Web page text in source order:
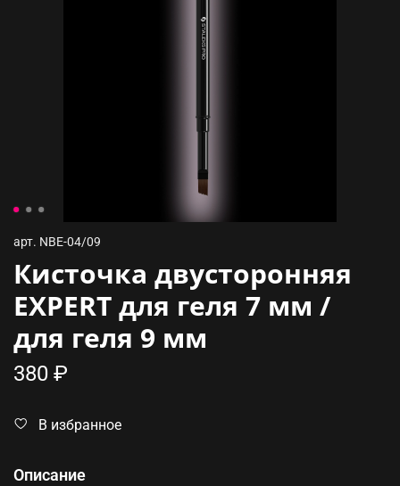
арт. NBE-04/09
Кисточка двусторонняя
EXPERT для геля 7 мм /
для геля 9 мм
380 ₽
В избранное
Описание